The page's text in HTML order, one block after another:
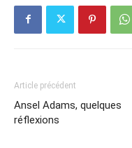
Article précédent
Ansel Adams, quelques
réflexions